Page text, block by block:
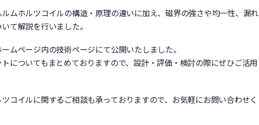
ムホルツコイルの構造・原理の違いに加え、磁界の強さや均一性、漏れ
て解説を行いました。
ムページ内の技術ページにて公開いたしました。
についてもまとめておりますので、設計・評価・検討の際にぜひご活用
コイルに関するご相談も承っておりますので、お気軽にお問い合わせく